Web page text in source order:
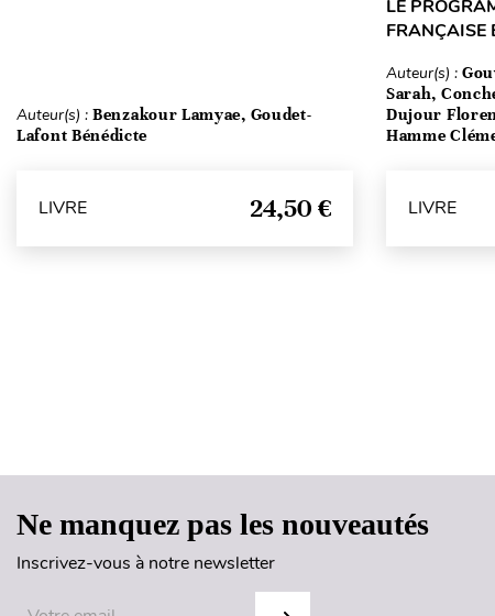
Auteur(s) : Benzakour Lamyae, Goudet-
Lafont Bénédicte
LIVRE 24,50 €
LE
FRANÇAISE
Auteur(s) :
Sarah,
Dujour
Hamme
LIVRE
Ne manquez pas les nouveautés
Inscrivez-vous à notre newsletter